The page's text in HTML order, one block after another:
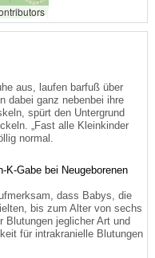
aus, laufen barfuß über
dabei ganz nebenbei ihre
spürt den Untergrund
„Fast alle Kleinkinder
normal.
Gabe bei Neugeborenen
dass Babys, die
bis zum Alter von sechs
Blutungen jeglicher Art und
für intrakranielle Blutungen